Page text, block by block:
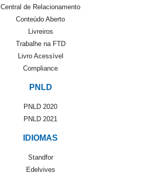
Central de Relacionamento
Conteúdo Aberto
Livreiros
Trabalhe na FTD
Livro Acessível
Compliance
PNLD
PNLD 2020
PNLD 2021
IDIOMAS
Standfor
Edelvives